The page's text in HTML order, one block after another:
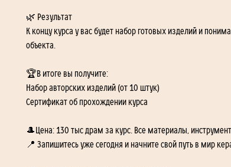
🌿 Результат
К концу курса у вас будет набор готовых изделий и
объекта.
🏆В итоге вы получите:
Набор авторских изделий (от 10 штук)
Сертификат об прохождении курса
🎩Цена: 130 тыс драм за курс. Все материалы,
📍 Запишитесь уже сегодня и начните свой путь в мир